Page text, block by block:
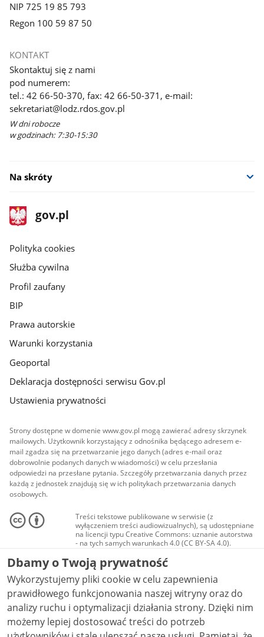
NIP 725 19 85 793
Regon 100 59 87 50
KONTAKT
Skontaktuj się z nami
pod numerem:
tel.: 42 66-50-370, fax: 42 66-50-371, e-mail:
sekretariat@lodz.rdos.gov.pl
W dni robocze
w godzinach: 7:30-15:30
Na skróty
stopka
gov.pl
Strona
gov.pl
gov.pl
Polityka cookies
Służba cywilna
Profil zaufany
BIP
Prawa autorskie
Warunki korzystania
Geoportal
Deklaracja dostępności serwisu Gov.pl
Ustawienia prywatności
Strony dostępne w domenie www.gov.pl mogą zawierać adresy skrzynek
mailowych. Użytkownik korzystający z odnośnika będącego adresem e-
mail zgadza się na przetwarzanie jego danych (adres e-mail oraz
dobrowolnie podanych danych w wiadomości) w celu przesłania
odpowiedzi na przesłane pytania. Szczegóły przetwarzania danych przez
każdą z jednostek znajdują się w ich politykach przetwarzania danych
osobowych.
Treści tekstowe publikowane w serwisie (z
wyłączeniem treści audiowizualnych), są udostępniane
na licencji typu Creative Commons: uznanie autorstwa
- na tych samych warunkach 4.0 (CC BY-SA 4.0).
Materiały audiowizualne, w tym zdjęcia, materiały
audio i wideo, są udostępniane na licencji typu
Creative Commons: uznanie autorstwa użycie
niekomercyjne - bez utworów zależnych 4.0 (CC BY-
NC-ND 4.0), o ile nie jest to stwierdzone inaczej.
Dbamy o Twoją prywatność
Wykorzystujemy pliki cookie w celu zapewnienia
prawidłowego funkcjonowania naszej witryny oraz do
analizy ruchu i optymalizacji działania strony. Dzięki nim
możemy lepiej dostosować treści do potrzeb